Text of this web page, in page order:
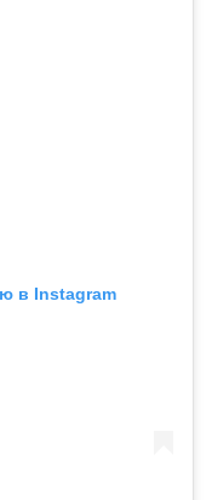
в Instagram